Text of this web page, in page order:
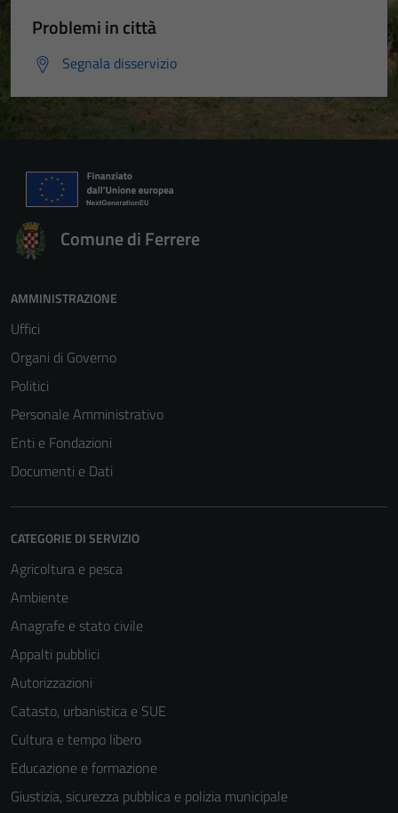
Problemi in città
Segnala disservizio
Comune di Ferrere
AMMINISTRAZIONE
Uffici
Organi di Governo
Politici
Personale Amministrativo
Enti e Fondazioni
Documenti e Dati
CATEGORIE DI SERVIZIO
Agricoltura e pesca
Ambiente
Anagrafe e stato civile
Appalti pubblici
Autorizzazioni
Catasto, urbanistica e SUE
Cultura e tempo libero
Educazione e formazione
Giustizia, sicurezza pubblica e polizia municipale
possono